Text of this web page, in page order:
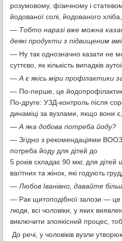
розумовому, фізичному і
йодованої солі, йодованого
— Тобто наразі вже можна
деякі продукти з підвищеним
— Ну так однозначно казати не
суттєво, як кількість випадків
— А є якісь міри профілактики
— По-перше, це
По-друге: УЗД-контроль після
динаміці за вузлами, якщо вони
— А яка добова потреба йоду?
— Згідно з рекомендаціями
потреба йоду для дітей до
5 років складає 90 мкг, для
вагітних та жінок, які годують
— Любов Іванівно, давайте
— Рак щитоподібної залози — це
люди, всі чоловіки, у яких
виключити злоякісний процес,
До речі, у чоловіків вузли